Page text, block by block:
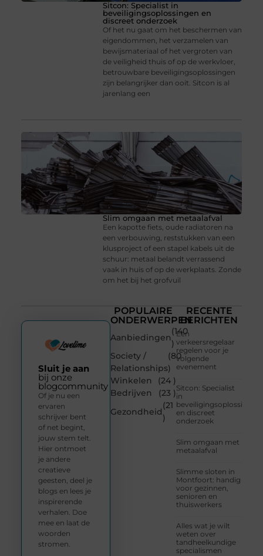
Sitcon: Specialist in
beveiligingsoplossingen en
discreet onderzoek
Of het nu gaat om het beschermen van
eigendommen, het verzamelen van
bewijsmateriaal of het vergroten van
de veiligheid thuis of op de werkvloer,
betrouwbare beveiligingsoplossingen
zijn belangrijker dan ooit. Sitcon is al
jarenlang een
Slim omgaan met metaalafval
Een kapotte fiets, oude radiatoren na
een verbouwing, reststukken van een
klusproject of een stapel kabels uit de
schuur: metaal belandt verrassend
vaak in huis of op de werkplaats. Zonde
om het bij het grofvuil
POPULAIRE
ONDERWERPEN
Aanbiedingen
(140
)
Society /
Relationships
(80
)
Winkelen
(24 )
Bedrijven
(23 )
Gezondheid
(21
)
RECENTE
BERICHTEN
Een
verkeersregelaar
regelen voor je
volgende
evenement
Sitcon: Specialist
in
beveiligingsoplossingen
en discreet
onderzoek
Slim omgaan met
metaalafval
Slimme sloten in
Montfoort: handig
voor gezinnen,
senioren en
thuiswerkers
Alles wat je wilt
weten over
tandheelkundige
specialismen
Sluit je aan
bij onze
blogcommunity
Of je nu een
ervaren
schrijver bent
of net begint,
jouw stem telt.
Hier ontmoet
je andere
creatieve
geesten, deel je
blogs en lees je
inspirerende
verhalen. Doe
mee en laat de
woorden
stromen.